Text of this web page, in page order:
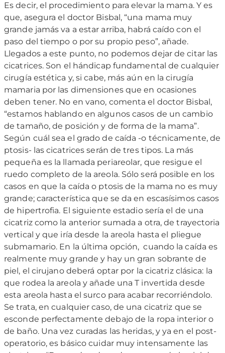
Es decir, el procedimiento para elevar la mama. Y es
que, asegura el doctor Bisbal, “una mama muy
grande jamás va a estar arriba, habrá caído con el
paso del tiempo o por su propio peso”, añade.
Llegados a este punto, no podemos dejar de citar las
cicatrices. Son el hándicap fundamental de cualquier
cirugía estética y, si cabe, más aún en la cirugía
mamaria por las dimensiones que en ocasiones
deben tener. No en vano, comenta el doctor Bisbal,
“estamos hablando en algunos casos de un cambio
de tamaño, de posición y de forma de la mama”.
Según cuál sea el grado de caída -o técnicamente, de
ptosis- las cicatrices serán de tres tipos. La más
pequeña es la llamada periareolar, que resigue el
ruedo completo de la areola. Sólo será posible en los
casos en que la caída o ptosis de la mama no es muy
grande; característica que se da en escasísimos casos
de hipertrofia. El siguiente estadio sería el de una
cicatriz como la anterior sumada a otra, de trayectoria
vertical y que iría desde la areola hasta el pliegue
submamario. En la última opción, cuando la caída es
realmente muy grande y hay un gran sobrante de
piel, el cirujano deberá optar por la cicatriz clásica: la
que rodea la areola y añade una T invertida desde
esta areola hasta el surco para acabar recorriéndolo.
Se trata, en cualquier caso, de una cicatriz que se
esconde perfectamente debajo de la ropa interior o
de baño. Una vez curadas las heridas, y ya en el post-
operatorio, es básico cuidar muy intensamente las